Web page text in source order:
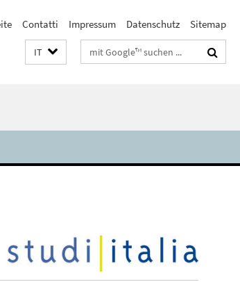
Contatti Impressum Datenschutz Sitemap
IT Suchbegriffe